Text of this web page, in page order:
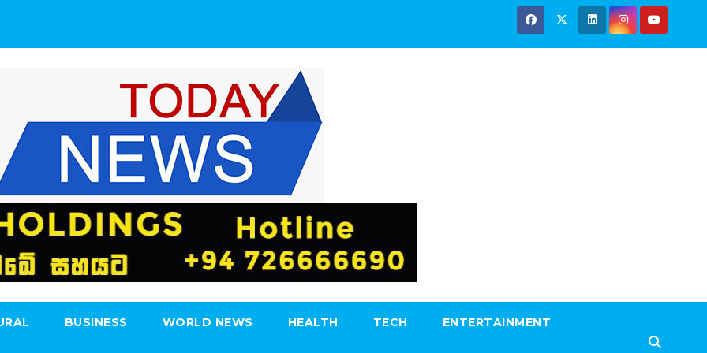
BUSINESS WORLD NEWS HEALTH TECH ENTERTAINMENT